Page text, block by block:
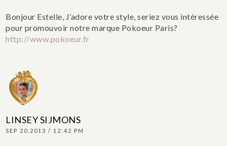
Bonjour Estelle, J’adore votre style, seriez vous intéressée
pour promouvoir notre marque Pokoeur Paris?
http://www.pokoeur.fr
LINSEY SIJMONS
SEP 20.2013 / 12:42 PM